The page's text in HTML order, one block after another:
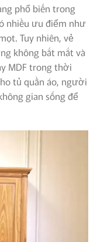
phổ biến trong
nhiều ưu điểm như
Tuy nhiên, vẻ
không bắt mắt và
MDF trong thời
tủ quần áo, người
gian sống để